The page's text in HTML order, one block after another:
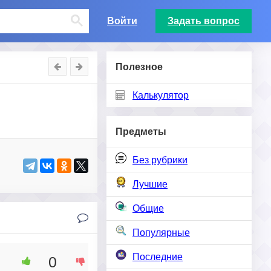
Войти Задать вопрос
Полезное
Калькулятор
Предметы
Без рубрики
Лучшие
Общие
Популярные
Последние
0